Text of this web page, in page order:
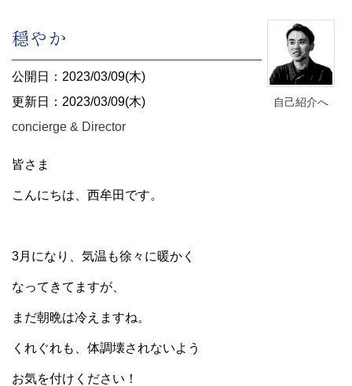
自己紹介へ
穏やか
公開日：2023/03/09(木)
更新日：2023/03/09(木)
concierge & Director
皆さま
こんにちは、西牟田です。
3月になり、気温も徐々に暖かく
なってきてますが、
まだ朝晩は冷えますね。
くれぐれも、体調壊されないよう
お気を付けください！